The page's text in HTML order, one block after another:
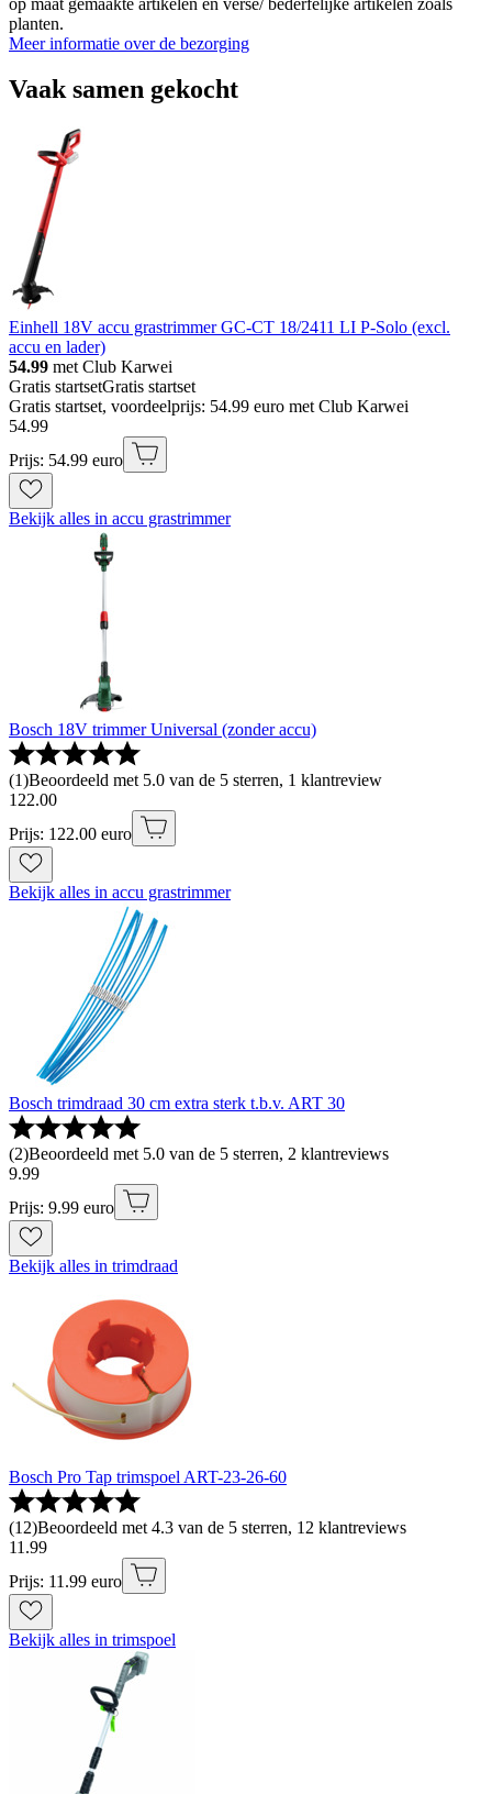
planten.
Meer informatie over de bezorging
Vaak samen gekocht
Einhell 18V accu grastrimmer GC-CT 18/2411 LI P-Solo (excl.
accu en lader)
54.99 met Club Karwei
Gratis startsetGratis startset
Gratis startset, voordeelprijs: 54.99 euro met Club Karwei
54.99
Prijs: 54.99 euro
Bekijk alles in accu grastrimmer
Bosch 18V trimmer Universal (zonder accu)
(1)Beoordeeld met 5.0 van de 5 sterren, 1 klantreview
122.00
Prijs: 122.00 euro
Bekijk alles in accu grastrimmer
Bosch trimdraad 30 cm extra sterk t.b.v. ART 30
(2)Beoordeeld met 5.0 van de 5 sterren, 2 klantreviews
9.99
Prijs: 9.99 euro
Bekijk alles in trimdraad
Bosch Pro Tap trimspoel ART-23-26-60
(12)Beoordeeld met 4.3 van de 5 sterren, 12 klantreviews
11 .99
Prijs: 11.99 euro
Bekijk alles in trimspoel